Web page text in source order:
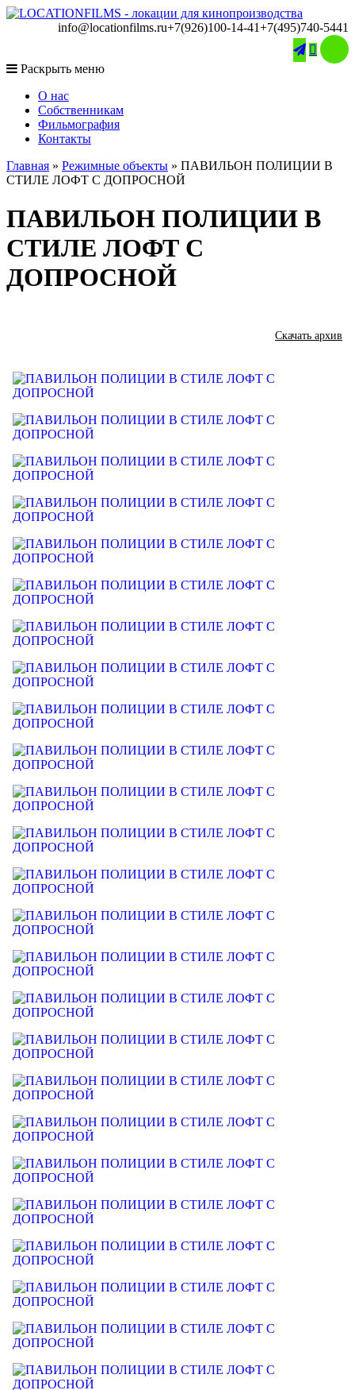
info@locationfilms.ru+7(926)100-14-41+7(495)740-5441

Раскрыть меню
O нас
Собственникам
Фильмография
Контакты
Главная » Режимные объекты » ПАВИЛЬОН ПОЛИЦИИ В
СТИЛЕ ЛОФТ С ДОПРОСНОЙ
ПАВИЛЬОН ПОЛИЦИИ В
СТИЛЕ ЛОФТ С
ДОПРОСНОЙ
Скачать архив